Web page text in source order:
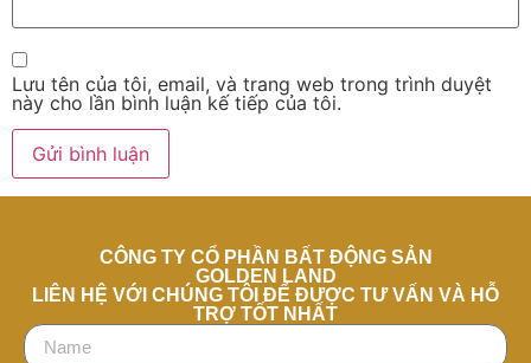
Lưu tên của tôi, email, và trang web trong trình duyệt
này cho lần bình luận kế tiếp của tôi.
CÔNG TY CỔ PHẦN BẤT ĐỘNG SẢN
GOLDEN LAND
LIÊN HỆ VỚI CHÚNG TÔI ĐỂ ĐƯỢC TƯ VẤN VÀ HỖ
TRỢ TỐT NHẤT